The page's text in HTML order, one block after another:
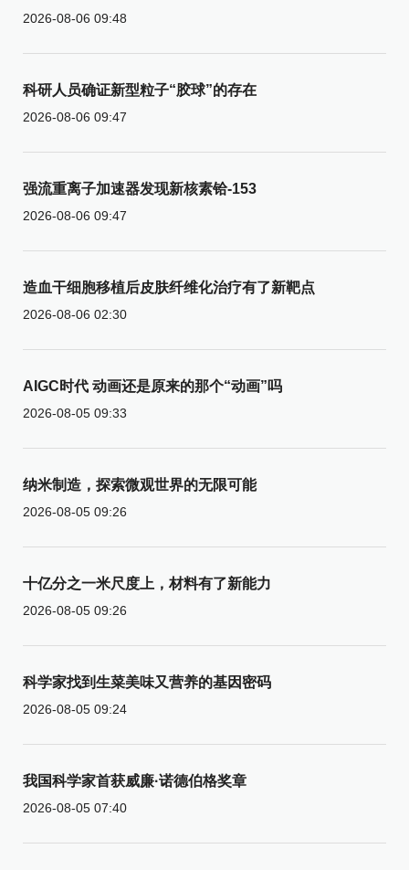
2026-08-06 09:48
科研人员确证新型粒子“胶球”的存在
2026-08-06 09:47
强流重离子加速器发现新核素铪-153
2026-08-06 09:47
造血干细胞移植后皮肤纤维化治疗有了新靶点
2026-08-06 02:30
AIGC时代 动画还是原来的那个“动画”吗
2026-08-05 09:33
纳米制造，探索微观世界的无限可能
2026-08-05 09:26
十亿分之一米尺度上，材料有了新能力
2026-08-05 09:26
科学家找到生菜美味又营养的基因密码
2026-08-05 09:24
我国科学家首获威廉·诺德伯格奖章
2026-08-05 07:40